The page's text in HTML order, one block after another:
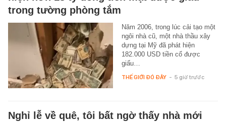
trong tường phòng tắm
Năm 2006, trong lúc cải tạo một
ngôi nhà cũ, một nhà thầu xây
dựng tại Mỹ đã phát hiện
182.000 USD tiền cổ được
giấu…
THẾ GIỚI ĐÓ ĐÂY - 5 giờ trước
Nghỉ lễ về quê, tôi bất ngờ thấy nhà mới